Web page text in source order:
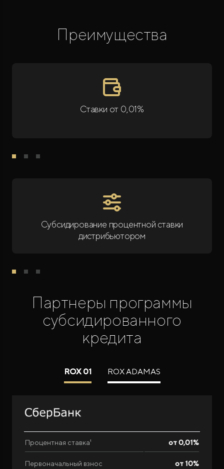
Преимущества
Ставки от 0,01%
Субсидирование процентной ставки
дистрибьютором
Партнеры программы
субсидированного
кредита
ROX 01 ROX ADAMAS
Процентная ставка¹ от 0,01%
Первоначальный взнос от 10%